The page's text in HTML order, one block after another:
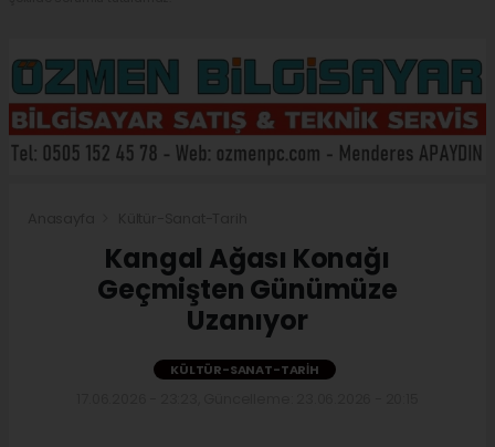
Kangal Ağası Konağı
Geçmişten Günümüze
Uzanıyor
KÜLTÜR-SANAT-TARIH